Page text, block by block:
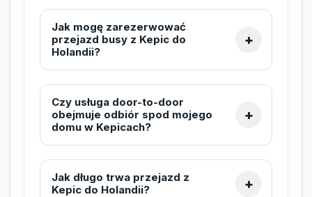
Jak mogę zarezerwować
przejazd busy z Kepic do
Holandii?
Czy usługa door-to-door
obejmuje odbiór spod mojego
domu w Kepicach?
Jak długo trwa przejazd z
Kepic do Holandii?